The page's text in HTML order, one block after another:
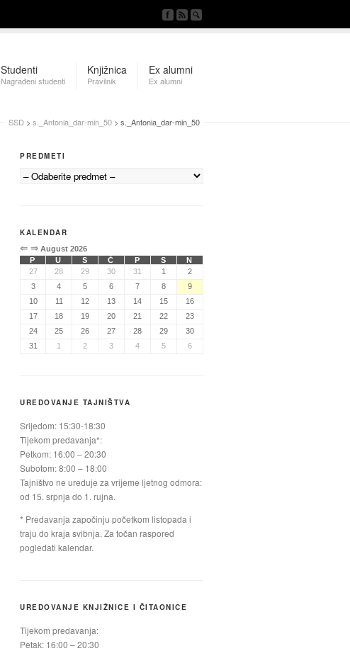
Studenti
Nagrađeni studenti
Knjižnica
Pravilnik
Ex alumni
Ex alumni
SSD > s._Antonia_dar-min_50 > s._Antonia_dar-min_50
PREDMETI
KALENDAR
⇐ ⇒ August 2026
P
U S Č P S
N
27
28 29 30 31 1
2
3
4 5 6 7 8
9
10
11 12 13 14 15
16
17
18 19 20 21 22
23
24
25 26 27 28 29
30
31
1 2 3 4 5 6
UREDOVANJE TAJNIŠTVA
Srijedom: 15:30-18:30
Tijekom predavanja*:
Petkom: 16:00 – 20:30
Subotom: 8:00 – 18:00
Tajništvo ne ureduje za vrijeme ljetnog odmora:
od 15. srpnja do 1. rujna.
* Predavanja započinju početkom listopada i
traju do kraja svibnja. Za točan raspored
pogledati kalendar.
UREDOVANJE KNJIŽNICE I ČITAONICE
Tijekom predavanja:
Petak: 16:00 – 20:30